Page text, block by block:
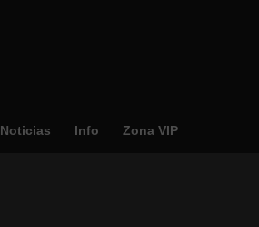
Noticias Info Zona VIP